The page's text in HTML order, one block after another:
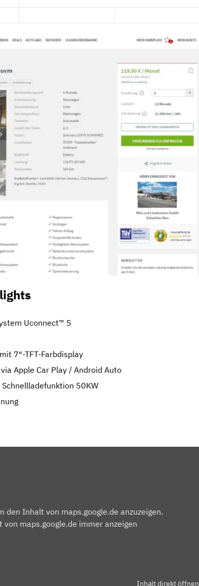
Uconnect™ 5
7″-TFT-Farbdisplay
Apple Car Play / Android Auto
50KW
den Inhalt von maps.google.de anzuzeigen.
von maps.google.de immer anzeigen
Inhalt direkt öffnen